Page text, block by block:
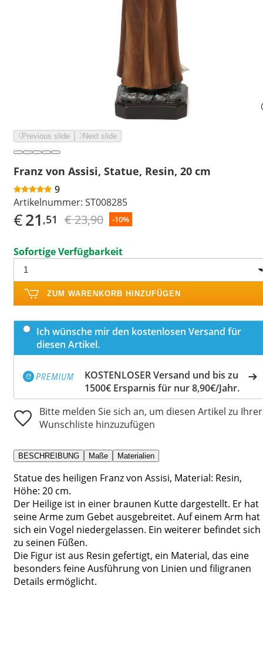
Previous slide Next slide
Franz von Assisi, Statue, Resin, 20 cm
9
Artikelnummer: ST008285
€21 ,51 € 23,90 -10%
Sofortige Verfügbarkeit
ZUM WARENKORB HINZUFÜGEN
Ich wünsche mir den kostenlosen Versand für
diesen Artikel.
KOSTENLOSER Versand und bis zu
1500€ Ersparnis für nur 8,90€/Jahr.
Bitte melden Sie sich an, um diesen Artikel zu Ihrer
Wunschliste hinzuzufügen
BESCHREIBUNG Maße Materialien
Statue des heiligen Franz von Assisi, Material: Resin,
Höhe: 20 cm.
Der Heilige ist in einer braunen Kutte dargestellt. Er hat
seine Arme zum Gebet ausgebreitet. Auf einem Arm hat
sich ein Vogel niedergelassen. Ein weiterer befindet sich
zu seinen Füßen.
Die Figur ist aus Resin gefertigt, ein Material, das eine
besonders feine Ausführung von Linien und filigranen
Details ermöglicht.